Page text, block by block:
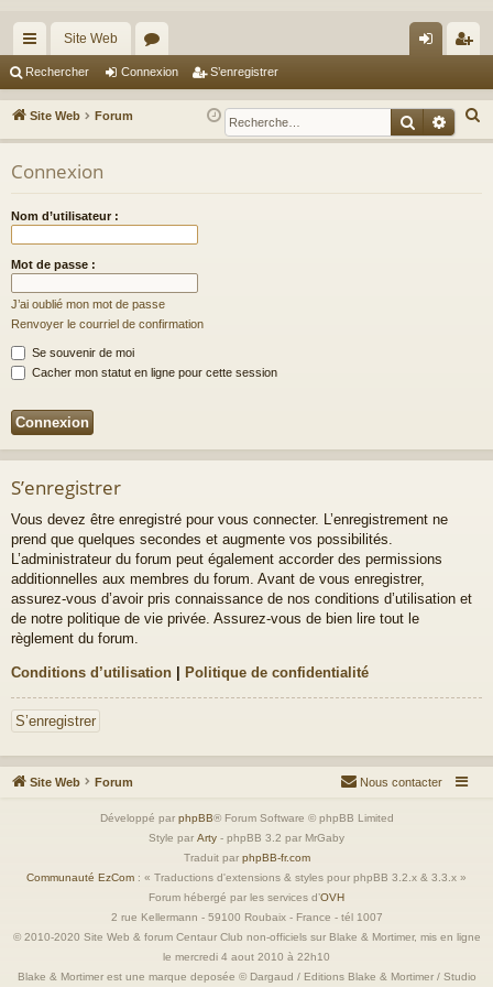
cc
ès
ra
pi
Site Web
or
u
m
ne
xi
nr
eg
Rechercher Connexion S’enregistrer
Site Web Forum
e
Connexion
Nom d’utilisateur :
Mot de passe :
J’ai oublié mon mot de passe
Renvoyer le courriel de confirmation
Se souvenir de moi
Cacher mon statut en ligne pour cette session
S’enregistrer
Vous devez être enregistré pour vous connecter. L’enregistrement ne
prend que quelques secondes et augmente vos possibilités.
L’administrateur du forum peut également accorder des permissions
additionnelles aux membres du forum. Avant de vous enregistrer,
assurez-vous d’avoir pris connaissance de nos conditions d’utilisation et
de notre politique de vie privée. Assurez-vous de bien lire tout le
règlement du forum.
Conditions d’utilisation | Politique de confidentialité
S’enregistrer
Site Web Forum Nous contacter
Développé par phpBB® Forum Software © phpBB Limited
Style par Arty - phpBB 3.2 par MrGaby
Traduit par phpBB-fr.com
Communauté EzCom : « Traductions d'extensions & styles pour phpBB 3.2.x & 3.3.x »
Forum hébergé par les services d’OVH
2 rue Kellermann - 59100 Roubaix - France - tél 1007
© 2010-2020 Site Web & forum Centaur Club non-officiels sur Blake & Mortimer, mis en ligne
le mercredi 4 aout 2010 à 22h10
Blake & Mortimer est une marque deposée © Dargaud / Editions Blake & Mortimer / Studio